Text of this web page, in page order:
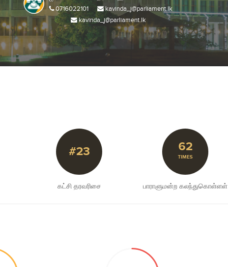
0716022101
kavinda_j@parliament.lk
kavinda_j@parliament.lk
#23
கட்சி தரவரிசை
62
TIMES
பாராளுமன்ற கலந்துகொள்ளள்